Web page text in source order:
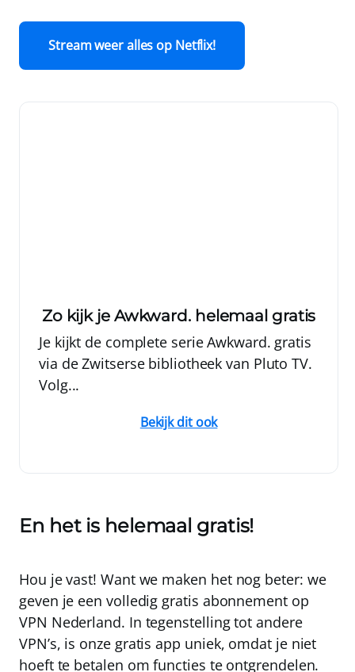
Stream weer alles op Netflix!
Zo kijk je Awkward. helemaal gratis
Je kijkt de complete serie Awkward. gratis
via de Zwitserse bibliotheek van Pluto TV.
Volg...
Bekijk dit ook
En het is helemaal gratis!
Hou je vast! Want we maken het nog beter: we
geven je een volledig gratis abonnementop
VPN Nederland. In tegenstelling tot andere
VPN’s, is onze gratis app uniek, omdat je niet
hoeft te betalen om functies te ontgrendelen.